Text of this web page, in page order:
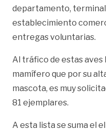
departamento,
establecimiento
entregas voluntarias.
Al tráfico de estas aves
mamífero que por su
mascota, es muy
81 ejemplares.
A esta lista se suma el